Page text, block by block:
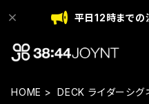
平日12時までの
HOME DECK ライダーシグ